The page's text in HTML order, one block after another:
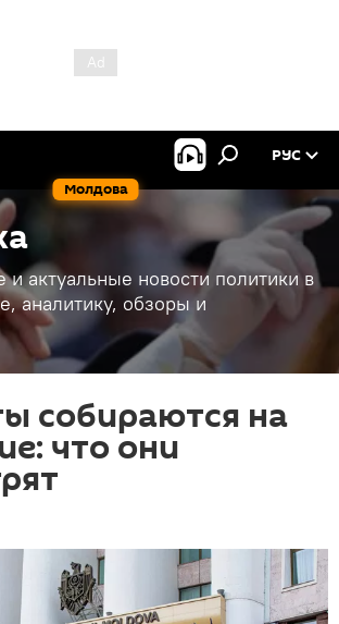
Молдова
РУС
и актуальные новости политики в
аналитику, обзоры и
собираются на
что они